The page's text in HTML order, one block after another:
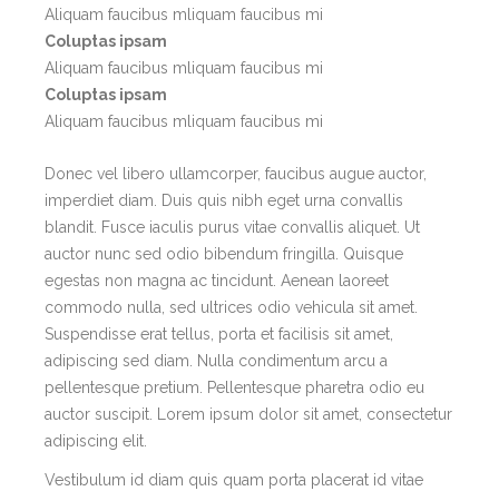
Aliquam faucibus mliquam faucibus mi
Coluptas ipsam
Aliquam faucibus mliquam faucibus mi
Coluptas ipsam
Aliquam faucibus mliquam faucibus mi
Donec vel libero ullamcorper, faucibus augue auctor,
imperdiet diam. Duis quis nibh eget urna convallis
blandit. Fusce iaculis purus vitae convallis aliquet. Ut
auctor nunc sed odio bibendum fringilla. Quisque
egestas non magna ac tincidunt. Aenean laoreet
commodo nulla, sed ultrices odio vehicula sit amet.
Suspendisse erat tellus, porta et facilisis sit amet,
adipiscing sed diam. Nulla condimentum arcu a
pellentesque pretium. Pellentesque pharetra odio eu
auctor suscipit. Lorem ipsum dolor sit amet, consectetur
adipiscing elit.
Vestibulum id diam quis quam porta placerat id vitae